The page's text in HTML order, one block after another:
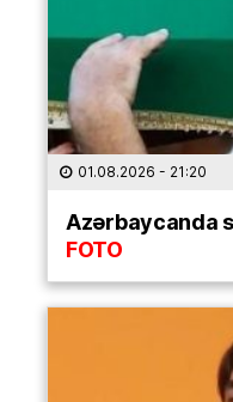
01.08.2026 - 21:20
Azərbaycanda
FOTO